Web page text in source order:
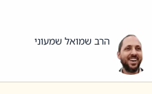
הרב שמואל שמעוני